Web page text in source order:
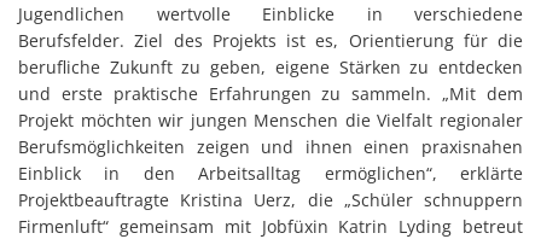
Jugendlichen wertvolle Einblicke in verschiedene
Berufsfelder. Ziel des Projekts ist es, Orientierung für die
berufliche Zukunft zu geben, eigene Stärken zu entdecken
und erste praktische Erfahrungen zu sammeln. „Mit dem
Projekt möchten wir jungen Menschen die Vielfalt regionaler
Berufsmöglichkeiten zeigen und ihnen einen praxisnahen
Einblick in den Arbeitsalltag ermöglichen“, erklärte
Projektbeauftragte Kristina Uerz, die „Schüler schnuppern
Firmenluft“ gemeinsam mit Jobfüxin Katrin Lyding betreut